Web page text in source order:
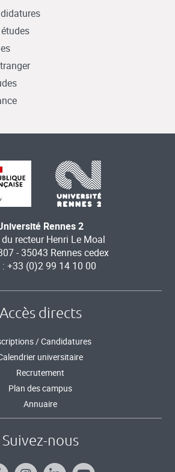
Rennes 2
recteur Henri Le Moal
- 35043 Rennes cedex
: +33 (0)2 99 14 10 00
Accès directs
/ Candidatures
universitaire
Recrutement
Plan des campus
Annuaire
Suivez-nous